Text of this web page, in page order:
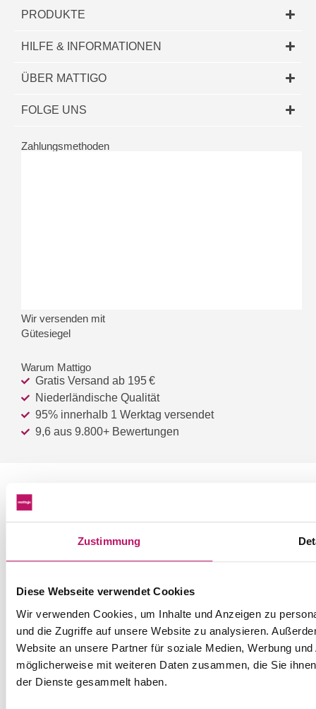
Zustimmung
Diese Webseite verwendet Cookies
Wir verwenden Cookies, um Inhalte und Anzeigen zu
und die Zugriffe auf unsere Website zu analysieren.
Website an unsere Partner für soziale Medien, Werbung
möglicherweise mit weiteren Daten zusammen, die Sie
der Dienste gesammelt haben.
PRODUKTE
HILFE & INFORMATIONEN
ÜBER MATTIGO
FOLGE UNS
Zahlungsmethoden
Wir versenden mit
Gütesiegel
Warum Mattigo
Gratis Versand ab 195 €
Niederländische Qualität
95% innerhalb 1 Werktag versendet
9,6 aus 9.800+ Bewertungen